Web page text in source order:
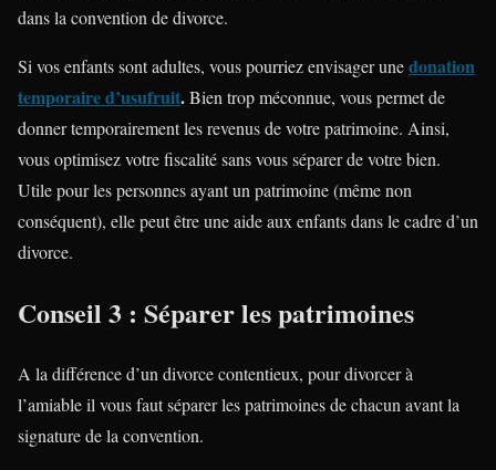
dans la convention de divorce.
Si vos enfants sont adultes, vous pourriez envisager unedonation
temporaire d’usufruit.Bien trop méconnue, vous permet de
donner temporairement les revenus de votre patrimoine. Ainsi,
vous optimisez votre fiscalité sans vous séparer de votre bien.
Utile pour les personnes ayant un patrimoine (même non
conséquent), elle peut être une aide aux enfants dans le cadre d’un
divorce.
Conseil 3 : Séparer les patrimoines
A la différence d’un divorce contentieux, pour divorcer à
l’amiable il vous faut séparer les patrimoines de chacun avant la
signature de la convention.